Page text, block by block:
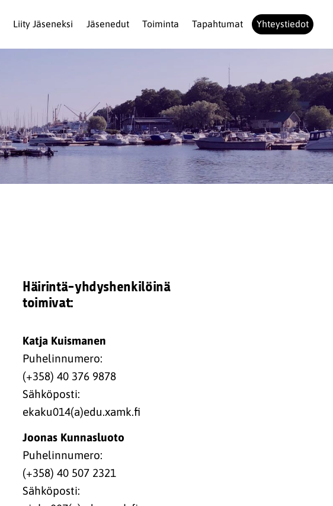
Liity Jäseneksi Jäsenedut Toiminta Tapahtumat Yhteystiedot
Häirintä-yhdyshenkilöinä
toimivat:
Katja Kuismanen
Puhelinnumero:
(+358) 40 376 9878
Sähköposti:
ekaku014(a)edu.xamk.fi
Joonas Kunnasluoto
Puhelinnumero:
(+358) 40 507 2321
Sähköposti: